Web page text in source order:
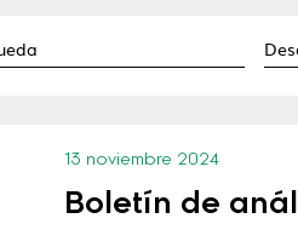
13 noviembre 2024
Boletín de